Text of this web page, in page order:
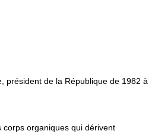
président de la République de 1982 à
corps organiques qui dérivent